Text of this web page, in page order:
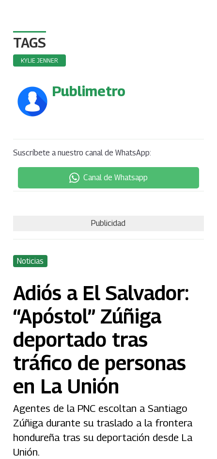
TAGS
KYLIE JENNER
Publimetro
Suscríbete a nuestro canal de WhatsApp:
Canal de Whatsapp
Publicidad
Noticias
Adiós a El Salvador:
“Apóstol” Zúñiga
deportado tras
tráfico de personas
en La Unión
Agentes de la PNC escoltan a Santiago
Zúñiga durante su traslado a la frontera
hondureña tras su deportación desde La
Unión.